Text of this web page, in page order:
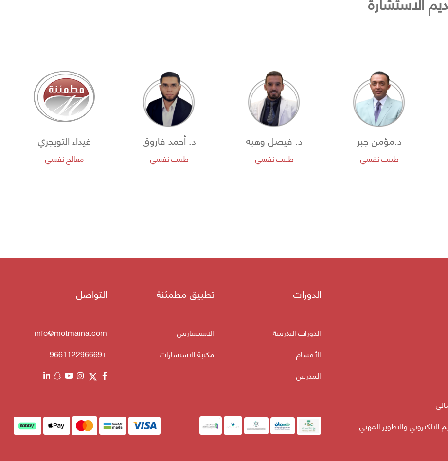
د.مؤمن جبر
طبيب نفسي
د. فيصل وهبه
طبيب نفسي
د. أحمد فاروق
طبيب نفسي
غيداء التويجري
معالج نفسي
الالكتروني والتطوير المهني
الدورات
الدورات التدريبية
الأقسام
المدربين
تطبيق مطمئنة
الاستشاريين
مكتبة الاستشارات
التواصل
info@motmaina.com
+966112296669